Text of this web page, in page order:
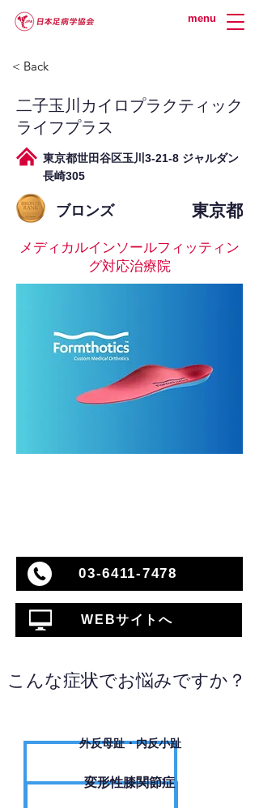
menu
< Back
二子玉川カイロプラクティック
ライフプラス
東京都世田谷区玉川3-21-8 ジャルダン
長崎305
ブロンズ 東京都
メディカルインソールフィッティン
グ対応治療院
03-6411-7478
WEBサイトへ
こんな症状でお悩みですか？
外反母趾・内反小趾
変形性膝関節症